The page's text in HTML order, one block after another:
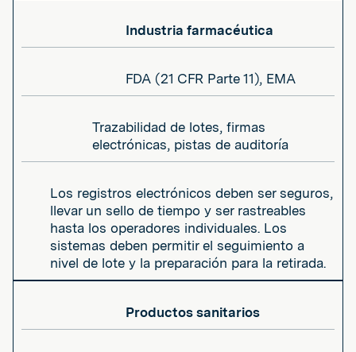
Industria farmacéutica
FDA (21 CFR Parte 11), EMA
Trazabilidad de lotes, firmas
electrónicas, pistas de auditoría
Los registros electrónicos deben ser seguros,
llevar un sello de tiempo y ser rastreables
hasta los operadores individuales. Los
sistemas deben permitir el seguimiento a
nivel de lote y la preparación para la retirada.
Productos sanitarios